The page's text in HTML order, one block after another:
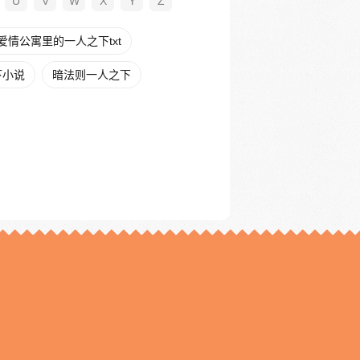
情公寓里的一人之下txt
说 暗法则一人之下